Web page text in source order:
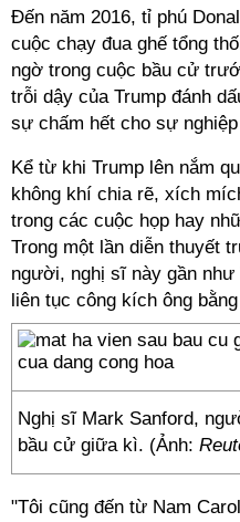
Đến năm 2016, tỉ phú
cuộc chạy đua ghế tổng
ngờ trong cuộc bầu cử
trỗi dậy của Trump đánh
sự chấm hết cho sự
Kể từ khi Trump lên nắm
không khí chia rẽ, xích
trong các cuộc họp hay
Trong một lần diễn thuyết
người, nghị sĩ này gần
liên tục công kích ông
Nghị sĩ Mark Sanford,
bầu cử giữa kì. (Ảnh:
"Tôi cũng đến từ Nam